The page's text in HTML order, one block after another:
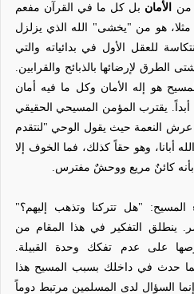
من
الأمان بل كل ما في القرآن مفعم
مثلا، هو من "يخشى" الله الذي يزلزل
للعقل الأول في بدائياته والتي
الطرق لإرضائها بالذبائح والقرابين.
هو إله الأمان وكل ما فيه أمان
يقترب المؤمن المسيحي الحقيقي
النعمة حيث يقول الوحي "لنتقدم
أبانا، وهو حقاً كذلك، فما الخوف إلا
بأنه كائنٌ مريع ووحشٌ مفترس.
"هل تتركنا وتذهب إليهم؟"
ينطلق التفكير في هذا المقام من
على عدم تفكك وحدة القبيلة.
حدث في داخلك بسبب المسيح هذا
السؤال لدى المسلمين مرتبط دوماً